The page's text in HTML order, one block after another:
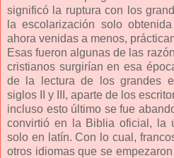
significó la ruptura con los
la escolarización solo
ahora venidas a menos,
Esas fueron algunas de las
cristianos surgirían en esa
de la lectura de los grandes
siglos II y III, aparte de los
incluso esto último se fue
convirtió en la Biblia oficial, la
solo en latín. Con lo cual,
otros idiomas que se